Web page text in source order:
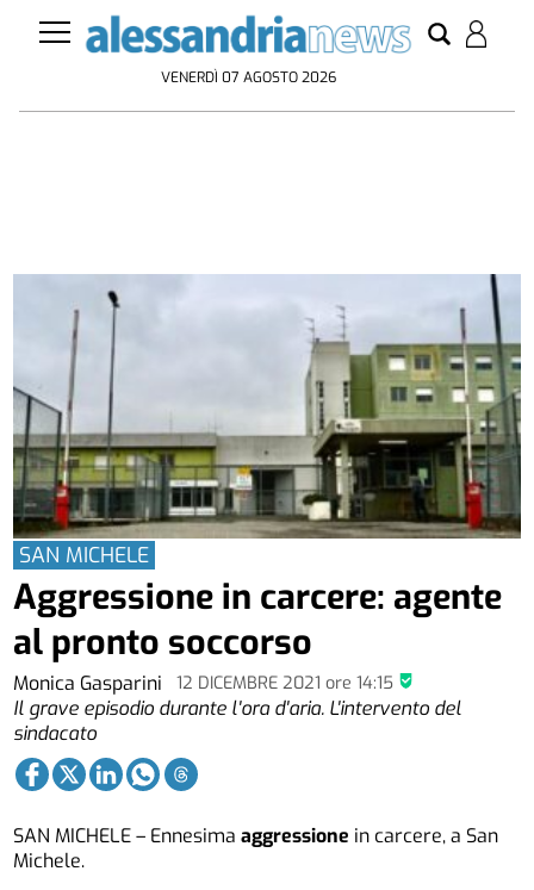
VENERDÌ 07 AGOSTO 2026
Monica Gasparini 12 DICEMBRE 2021ore 14:15
SAN MICHELE
Aggressione in carcere: agente
al pronto soccorso
Il grave episodio durante l'ora d'aria. L'intervento del
sindacato
SAN MICHELE – Ennesimaaggressione in carcere, a San
Michele.